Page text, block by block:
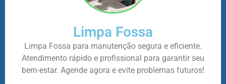
Limpa Fossa
Limpa Fossa para manutenção segura e eficiente.
Atendimento rápido e profissional para garantir seu
bem-estar. Agende agora e evite problemas futuros!